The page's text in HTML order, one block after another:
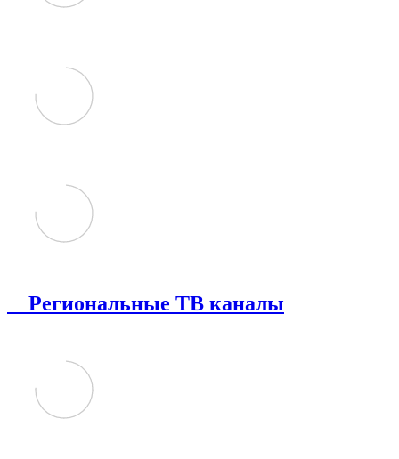
Региональные ТВ каналы